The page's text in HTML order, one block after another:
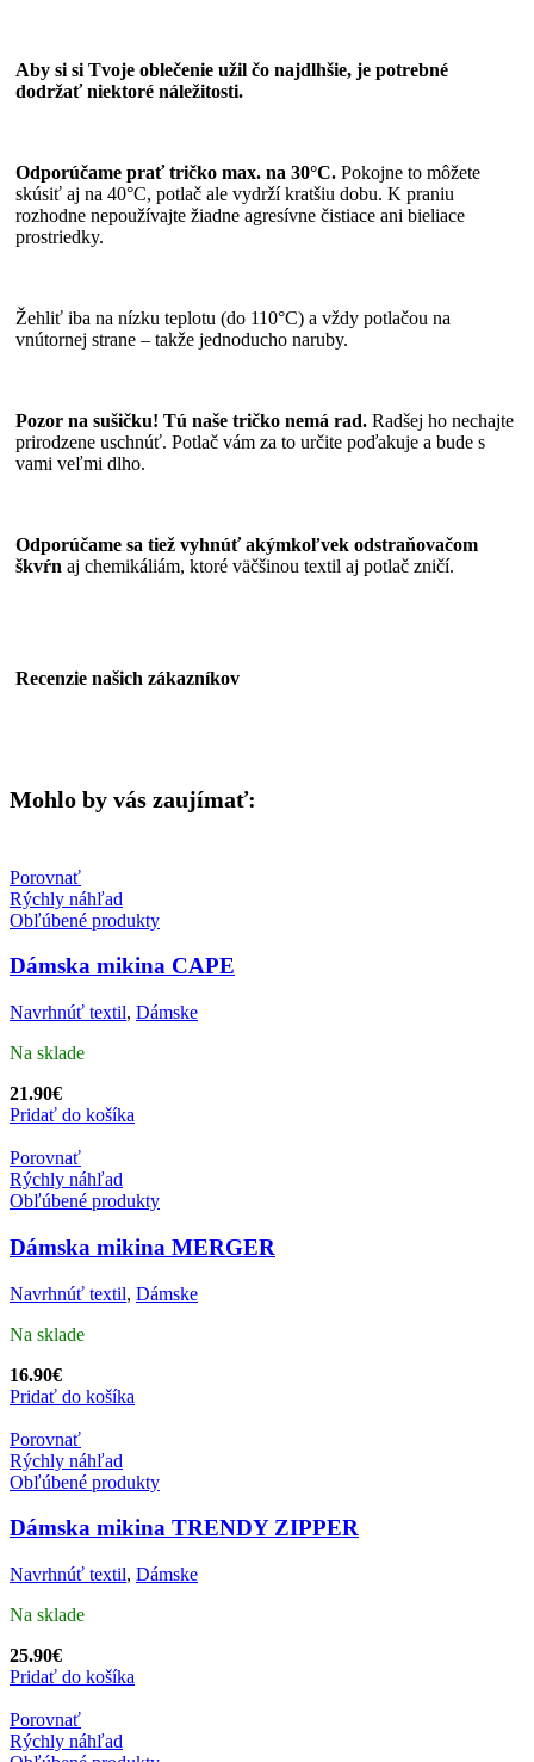
Aby si si Tvoje oblečenie užil čo najdlhšie, je potrebné
dodržať niektoré náležitosti.
Odporúčame prať tričko max. na 30°C. Pokojne to môžete
skúsiť aj na 40°C, potlač ale vydrží kratšiu dobu. K praniu
rozhodne nepoužívajte žiadne agresívne čistiace ani bieliace
prostriedky.
Žehliť iba na nízku teplotu (do 110°C) a vždy potlačou na
vnútornej strane – takže jednoducho naruby.
Pozor na sušičku! Tú naše tričko nemá rad. Radšej ho nechajte
prirodzene uschnúť. Potlač vám za to určite poďakuje a bude s
vami veľmi dlho.
Odporúčame sa tiež vyhnúť akýmkoľvek odstraňovačom
škvŕn aj chemikáliám, ktoré väčšinou textil aj potlač zničí.
Recenzie našich zákazníkov
Mohlo by vás zaujímať:
Porovnať
Rýchly náhľad
Obľúbené produkty
Dámska mikina CAPE
Navrhnúť textil, Dámske
Na sklade
21.90€
Pridať do košíka
Porovnať
Rýchly náhľad
Obľúbené produkty
Dámska mikina MERGER
Navrhnúť textil, Dámske
Na sklade
16.90€
Pridať do košíka
Porovnať
Rýchly náhľad
Obľúbené produkty
Dámska mikina TRENDY ZIPPER
Navrhnúť textil, Dámske
Na sklade
25.90€
Pridať do košíka
Porovnať
Rýchly náhľad